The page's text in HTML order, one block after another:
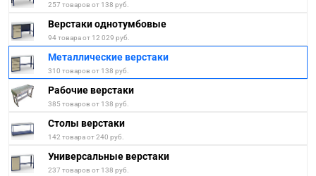
257 товаров от 138 руб.
Верстаки однотумбовые
94 товара от 12 029 руб.
Металлические верстаки
310 товаров от 138 руб.
Рабочие верстаки
385 товаров от 138 руб.
Столы верстаки
142 товара от 240 руб.
Универсальные верстаки
237 товаров от 138 руб.